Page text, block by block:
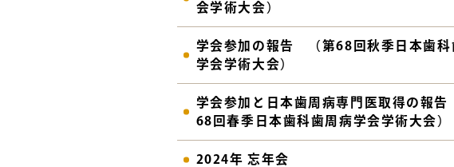
会学術大会）
学会参加の報告 （第68回秋季日本歯科
学会学術大会）
学会参加と日本歯周病専門医取得の報
68回春季日本歯科歯周病学会学術大会）
2024年 忘年会